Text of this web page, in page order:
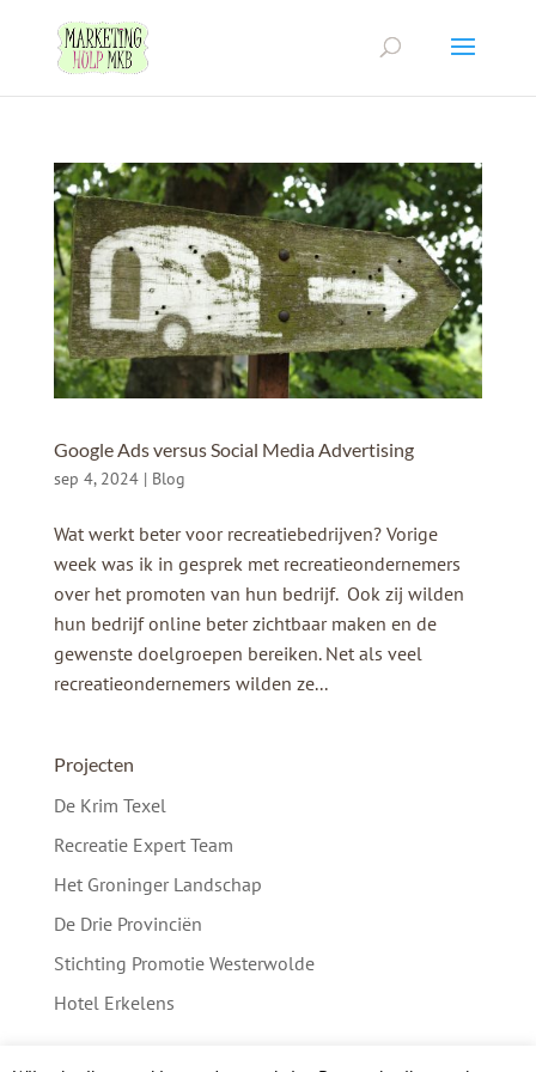
Google Ads versus Social Media Advertising
sep 4, 2024| Blog
Wat werkt beter voor recreatiebedrijven? Vorige
week was ik in gesprek met recreatieondernemers
over het promoten van hun bedrijf. Ook zij wilden
hun bedrijf online beter zichtbaar maken en de
gewenste doelgroepen bereiken. Net als veel
recreatieondernemers wilden ze...
Projecten
De Krim Texel
Recreatie Expert Team
Het Groninger Landschap
De Drie Provinciën
Stichting Promotie Westerwolde
Hotel Erkelens